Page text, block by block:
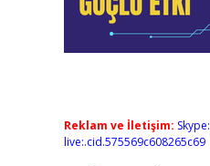
Reklam ve İletişim: Skype:
live:.cid.575569c608265c69